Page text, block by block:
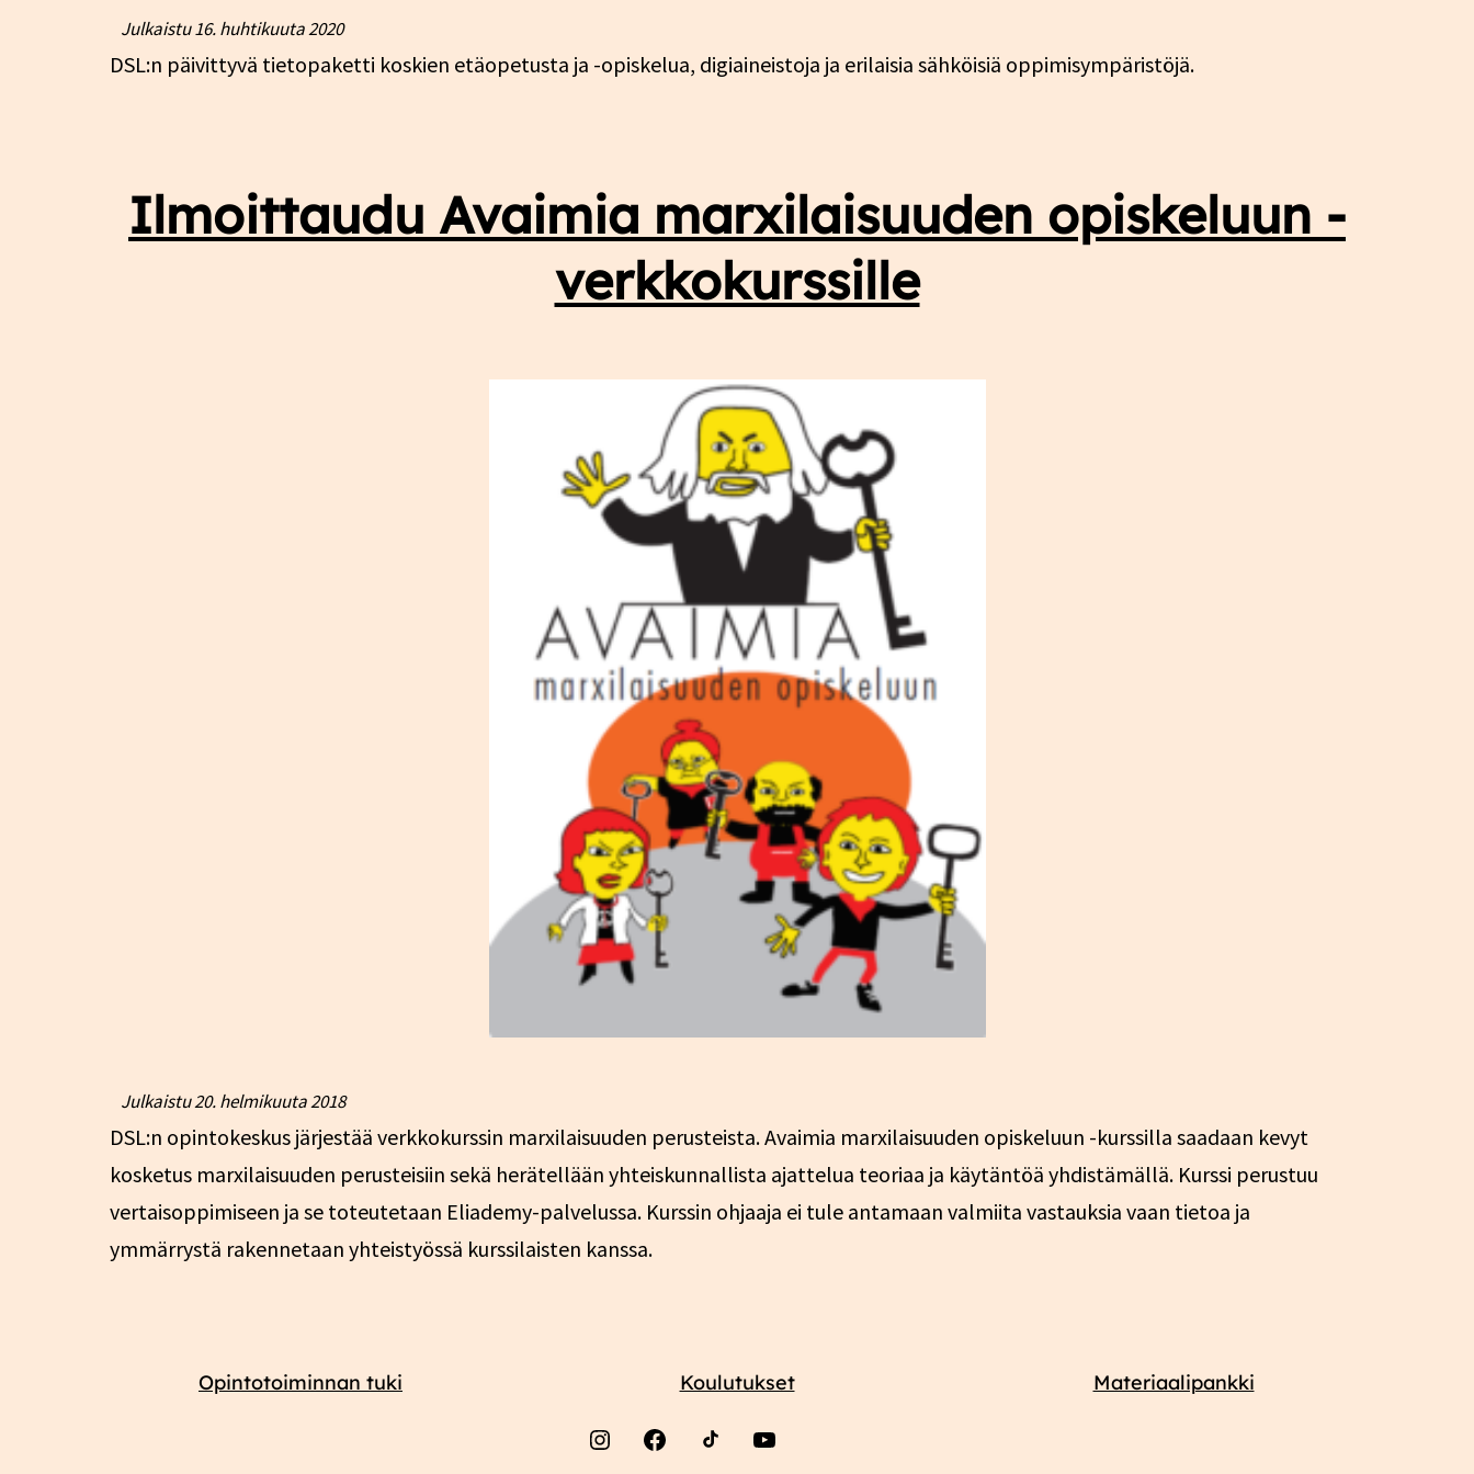
Julkaistu16. huhtikuuta 2020
DSL:n päivittyvä tietopaketti koskien etäopetusta ja -opiskelua, digiaineistoja ja erilaisia sähköisiä oppimisympäristöjä.
Ilmoittaudu Avaimia marxilaisuuden opiskeluun -
verkkokurssille
Julkaistu20. helmikuuta 2018
DSL:n opintokeskus järjestää verkkokurssin marxilaisuuden perusteista. Avaimia marxilaisuuden opiskeluun -kurssilla saadaan kevyt
kosketus marxilaisuuden perusteisiin sekä herätellään yhteiskunnallista ajattelua teoriaa ja käytäntöä yhdistämällä. Kurssi perustuu
vertaisoppimiseen ja se toteutetaan Eliademy-palvelussa. Kurssin ohjaaja ei tule antamaan valmiita vastauksia vaan tietoa ja
ymmärrystä rakennetaan yhteistyössä kurssilaisten kanssa.
Opintotoiminnan tuki Koulutukset Materiaalipankki